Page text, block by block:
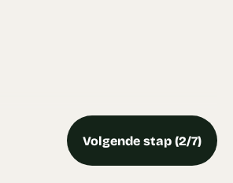
Volgende stap (2/7)